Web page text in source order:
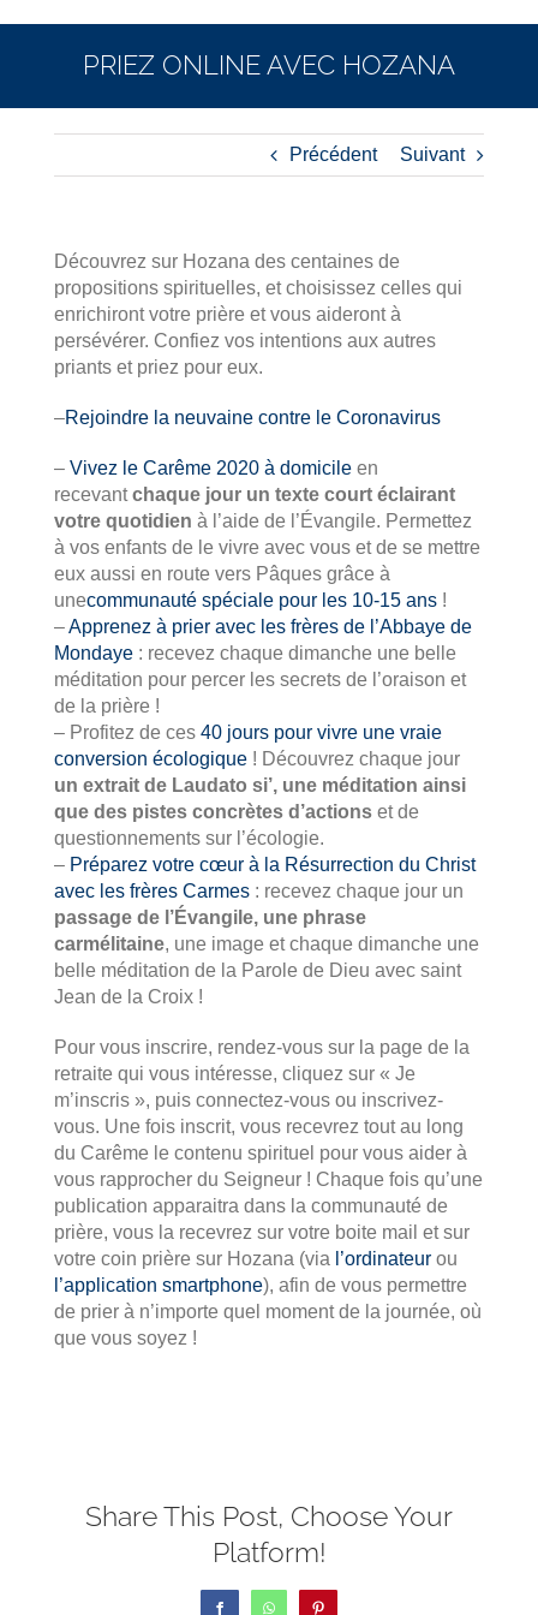
PRIEZ ONLINE AVEC HOZANA
Précédent Suivant
Découvrez sur Hozana des centaines de
propositions spirituelles, et choisissez celles qui
enrichiront votre prière et vous aideront à
persévérer. Confiez vos intentions aux autres
priants et priez pour eux.
–Rejoindre la neuvaine contre le Coronavirus
– Vivez le Carême 2020 à domicile en
recevantchaque jour un texte court éclairant
votre quotidien à l’aide de l’Évangile. Permettez
à vos enfants de le vivre avec vous et de se mettre
eux aussi en route vers Pâques grâce à
unecommunauté spéciale pour les 10-15 ans !
–Apprenez à prier avec les frères de l’Abbaye de
Mondaye : recevez chaque dimanche une belle
méditation pour percer les secrets de l’oraison et
de la prière !
– Profitez de ces 40 jours pour vivre une vraie
conversion écologique ! Découvrez chaque jour
un extrait de Laudato si’, une méditation ainsi
que des pistes concrètes d’actions et de
questionnements sur l’écologie.
– Préparez votre cœur à la Résurrection du Christ
avec les frères Carmes : recevez chaque jour un
passage de l’Évangile, une phrase
carmélitaine, une image et chaque dimanche une
belle méditation de la Parole de Dieu avec saint
Jean de la Croix !
Pour vous inscrire, rendez-vous sur la page de la
retraite qui vous intéresse, cliquez sur « Je
m’inscris », puis connectez-vous ou inscrivez-
vous. Une fois inscrit, vous recevrez tout au long
du Carême le contenu spirituel pour vous aider à
vous rapprocher du Seigneur ! Chaque fois qu’une
publication apparaitra dans la communauté de
prière, vous la recevrez sur votre boite mail et sur
votre coin prière sur Hozana (via l’ordinateur ou
l’application smartphone), afin de vous permettre
de prier à n’importe quel moment de la journée, où
que vous soyez !
Share This Post, Choose Your
Platform!